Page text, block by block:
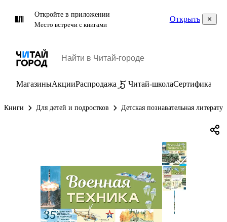
Откройте в приложении
Место встречи с книгами
Открыть
МагазиныАкцииРаспродажа Читай-школаСертификаты
Книги Для детей и подростков Детская познавательная